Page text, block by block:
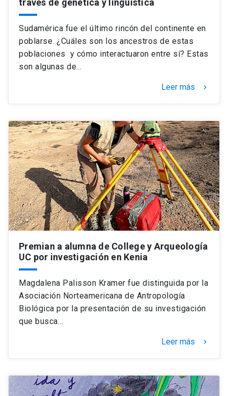
través de genética y lingüística
Sudamérica fue el último rincón del continente en
poblarse. ¿Cuáles son los ancestros de estas
poblaciones y cómo interactuaron entre sí? Estas
son algunas de…
Leer más keyboard_arrow_right
Premian a alumna de College y Arqueología
UC por investigación en Kenia
Magdalena Palisson Kramer fue distinguida por la
Asociación Norteamericana de Antropología
Biológica por la presentación de su investigación
que busca…
Leer más keyboard_arrow_right